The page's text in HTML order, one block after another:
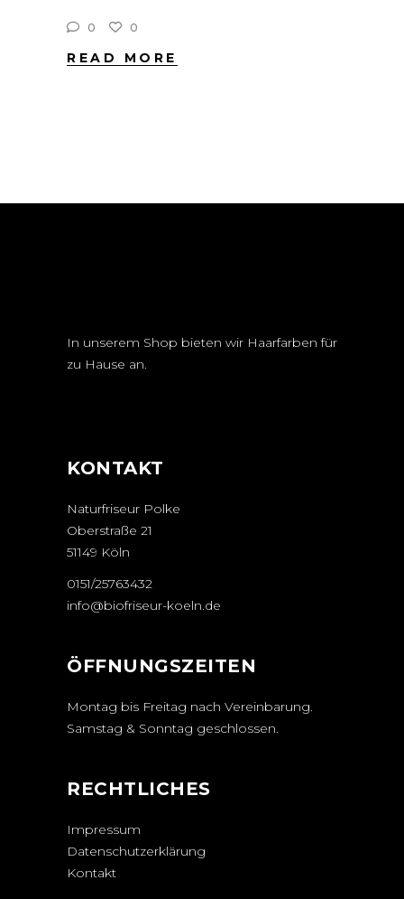
0 0
READ MORE
In unserem Shop bieten wir Haarfarben für
zu Hause an.
KONTAKT
Naturfriseur Polke
Oberstraße 21
51149 Köln
0151/25763432
info@biofriseur-koeln.de
ÖFFNUNGSZEITEN
Montag bis Freitag nach Vereinbarung.
Samstag & Sonntag geschlossen.
RECHTLICHES
Impressum
Datenschutzerklärung
Kontakt